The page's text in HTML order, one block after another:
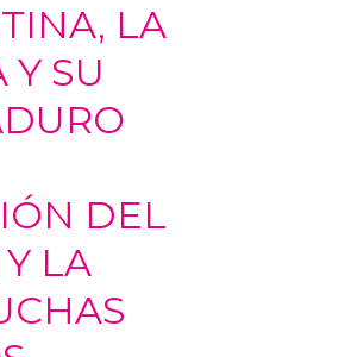
, LA
SU
DEL
LA